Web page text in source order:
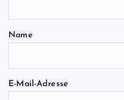
Name
E-Mail-Adresse